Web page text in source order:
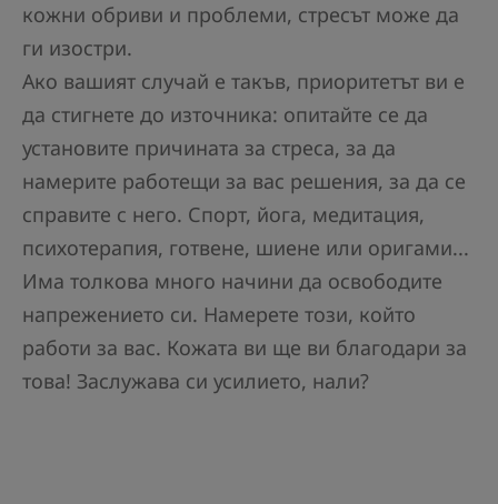
кожни обриви и проблеми, стресът може да
ги изостри.
Ако вашият случай е такъв, приоритетът ви е
да стигнете до източника: опитайте се да
установите причината за стреса, за да
намерите работещи за вас решения, за да се
справите с него. Спорт, йога, медитация,
психотерапия, готвене, шиене или оригами...
Има толкова много начини да освободите
напрежението си. Намерете този, който
работи за вас. Кожата ви ще ви благодари за
това! Заслужава си усилието, нали?